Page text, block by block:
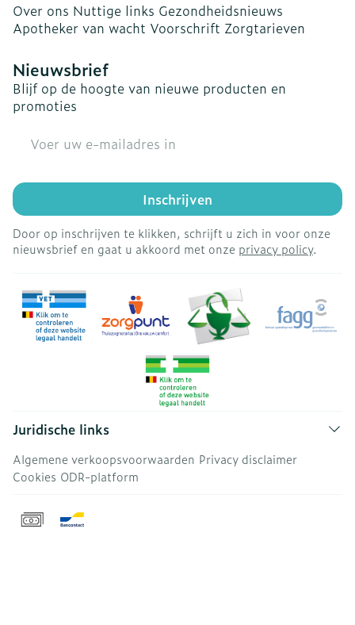
Over ons Nuttige links Gezondheidsnieuws
Apotheker van wacht Voorschrift Zorgtarieven
Nieuwsbrief
Blijf op de hoogte van nieuwe producten en
promoties
Inschrijven
Door op inschrijven te klikken, schrijft u zich in voor onze
nieuwsbrief en gaat u akkoord met onze privacy policy.
Juridische links
Algemene verkoopsvoorwaarden Privacy disclaimer
Cookies ODR-platform